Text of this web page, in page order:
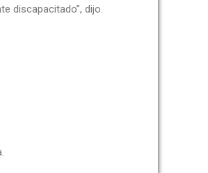
discapacitado”, dijo.